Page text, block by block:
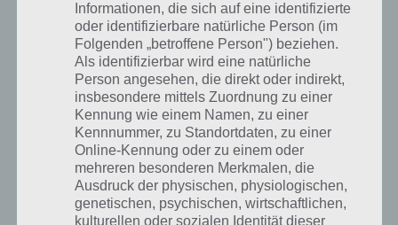
Ist dort ein APN Zugangspunkt hinterlegt, dann solltest du prüfen ob
dieser korrekt hast. Hast du bspw. eine neue SIM Karte eingelegt,
könnte noch der falsche Zugangspunkt drin stehen. Ist hier noch
alles leer, musst du ebenfalls einen neuen ergänzen. Sollte ein APN
Zugangspunkt vom richtigen Mobilfunkanbieter drin stehen, dann
solltest du die Daten überprüfen.
Auf jedenfall erledige Schritt 3.
Schritt 3: APN Zugangspunkt ergänzen
Informationen, die sich auf eine identifizierte
oder identifizierbare natürliche Person (im
Folgenden „betroffene Person") beziehen.
Als identifizierbar wird eine natürliche
Person angesehen, die direkt oder indirekt,
insbesondere mittels Zuordnung zu einer
Kennung wie einem Namen, zu einer
Kennnummer, zu Standortdaten, zu einer
Online-Kennung oder zu einem oder
mehreren besonderen Merkmalen, die
Ausdruck der physischen, physiologischen,
genetischen, psychischen, wirtschaftlichen,
kulturellen oder sozialen Identität dieser